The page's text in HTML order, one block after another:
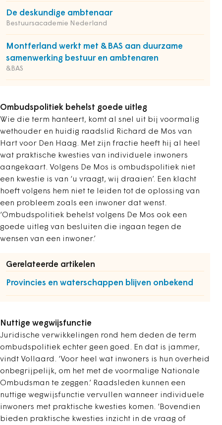
De deskundige ambtenaar
Bestuursacademie Nederland
Montferland werkt met &BAS aan duurzame
samenwerking bestuur en ambtenaren
&BAS
Ombudspolitiek behelst goede uitleg
Wie die term hanteert, komt al snel uit bij voormalig
wethouder en huidig raadslid Richard de Mos van
Hart voor Den Haag. Met zijn fractie heeft hij al heel
wat praktische kwesties van individuele inwoners
aangekaart. Volgens De Mos is ombudspolitiek niet
een kwestie is van ‘u vraagt, wij draaien’. Een klacht
hoeft volgens hem niet te leiden tot de oplossing van
een probleem zoals een inwoner dat wenst.
‘Ombudspolitiek behelst volgens De Mos ook een
goede uitleg van besluiten die ingaan tegen de
wensen van een inwoner.’
Gerelateerde artikelen
Provincies en waterschappen blijven onbekend
Nuttige wegwijsfunctie
Juridische verwikkelingen rond hem deden de term
ombudspolitiek echter geen goed. En dat is jammer,
vindt Vollaard. ‘Voor heel wat inwoners is hun overheid
onbegrijpelijk, om het met de voormalige Nationale
Ombudsman te zeggen.’ Raadsleden kunnen een
nuttige wegwijsfunctie vervullen wanneer individuele
inwoners met praktische kwesties komen. ‘Bovendien
bieden praktische kwesties inzicht in de vraag of